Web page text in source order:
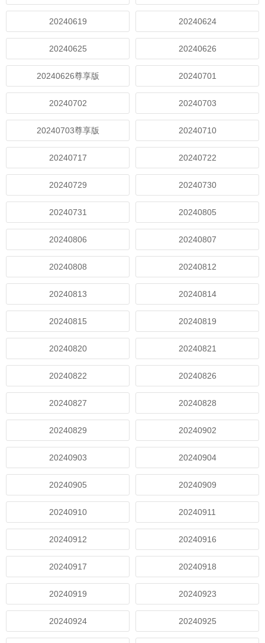
20240619 20240624
20240625 20240626
20240626尊享版 20240701
20240702 20240703
20240703尊享版 20240710
20240717 20240722
20240729 20240730
20240731 20240805
20240806 20240807
20240808 20240812
20240813 20240814
20240815 20240819
20240820 20240821
20240822 20240826
20240827 20240828
20240829 20240902
20240903 20240904
20240905 20240909
20240910 20240911
20240912 20240916
20240917 20240918
20240919 20240923
20240924 20240925